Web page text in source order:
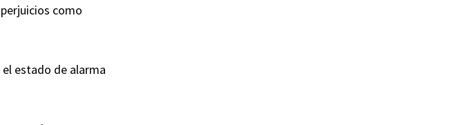
como
estado de alarma